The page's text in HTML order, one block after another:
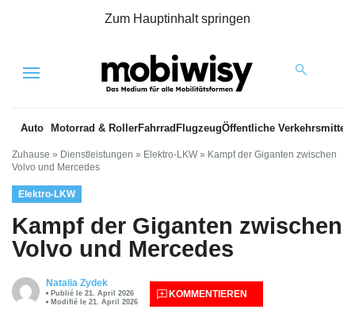
Zum Hauptinhalt springen
Menu
Auto Motorrad & RollerFahrrad FlugzeugÖffentliche Verkehrsmittel
Zuhause » Dienstleistungen » Elektro-LKW » Kampf der Giganten zwischen
Volvo und Mercedes
Elektro-LKW
Kampf der Giganten zwischen
Volvo und Mercedes
Natalia Zydek
Publié le 21. April 2026
Modifié le 21. April 2026
KOMMENTIEREN